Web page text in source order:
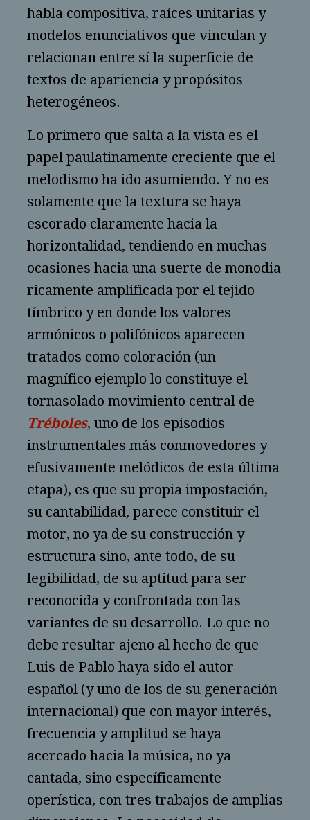
habla compositiva, raíces unitarias y
modelos enunciativos que vinculan y
relacionan entre sí la superficie de
textos de apariencia y propósitos
heterogéneos.
Lo primero que salta a la vista es el
papel paulatinamente creciente que el
melodismo ha ido asumiendo. Y no es
solamente que la textura se haya
escorado claramente hacia la
horizontalidad, tendiendo en muchas
ocasiones hacia una suerte de monodia
ricamente amplificada por el tejido
tímbrico y en donde los valores
armónicos o polifónicos aparecen
tratados como coloración (un
magnífico ejemplo lo constituye el
tornasolado movimiento central de
Tréboles, uno de los episodios
instrumentales más conmovedores y
efusivamente melódicos de esta última
etapa), es que su propia impostación,
su cantabilidad, parece constituir el
motor, no ya de su construcción y
estructura sino, ante todo, de su
legibilidad, de su aptitud para ser
reconocida y confrontada con las
variantes de su desarrollo. Lo que no
debe resultar ajeno al hecho de que
Luis de Pablo haya sido el autor
español (y uno de los de su generación
internacional) que con mayor interés,
frecuencia y amplitud se haya
acercado hacia la música, no ya
cantada, sino específicamente
operística, con tres trabajos de amplias